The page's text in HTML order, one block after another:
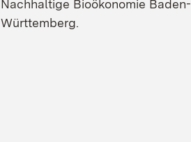
Nachhaltige Bioökonomie Baden-
Württemberg.